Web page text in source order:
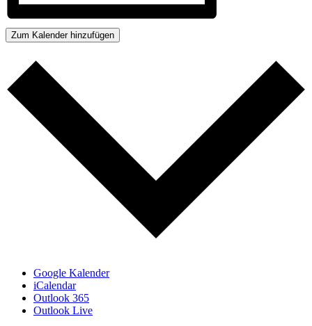
Zum Kalender hinzufügen
Google Kalender
iCalendar
Outlook 365
Outlook Live